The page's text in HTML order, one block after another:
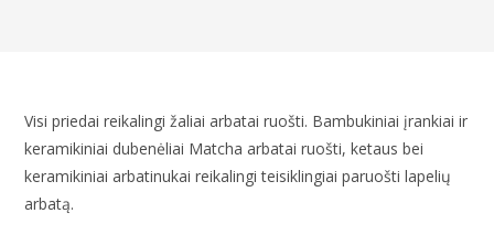
Visi priedai reikalingi žaliai arbatai ruošti. Bambukiniai įrankiai ir
keramikiniai dubenėliai Matcha arbatai ruošti, ketaus bei
keramikiniai arbatinukai reikalingi teisiklingiai paruošti lapelių
arbatą.